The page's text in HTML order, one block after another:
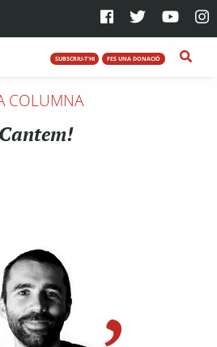
SUBSCRIU-T'HI FES UNA DONACIÓ
COLUMNA
Cantem!